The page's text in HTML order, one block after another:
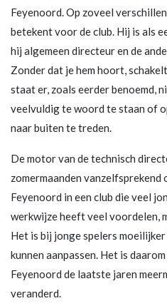
Feyenoord. Op zoveel
betekent voor de club. Hij is als
hij algemeen directeur en de
Zonder dat je hem hoort,
staat er, zoals eerder benoemd,
veelvuldig te woord te staan of
naar buiten te treden.
De motor van de technisch
zomermaanden
Feyenoord in een club die veel
werkwijze heeft veel voordelen,
Het is bij jonge spelers
kunnen aanpassen. Het is
Feyenoord de laatste jaren
veranderd.